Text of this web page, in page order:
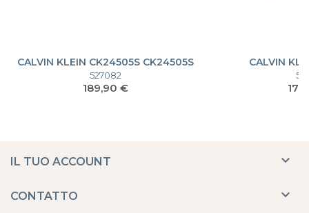
CALVIN KLEIN CK24505S CK24505S
527082
Prezzo
189,90 €
CALVIN
IL TUO ACCOUNT 
CONTATTO 